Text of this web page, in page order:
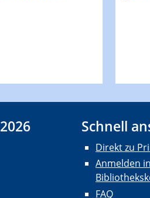
Schnell
Direkt zu
Anmelden
FAQ